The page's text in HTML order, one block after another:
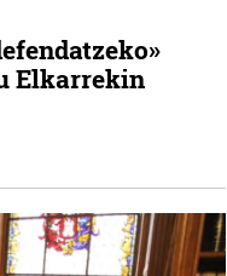
Elkarrekin